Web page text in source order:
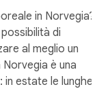
in Norvegia?
di
al meglio un
è una
estate le lunghe